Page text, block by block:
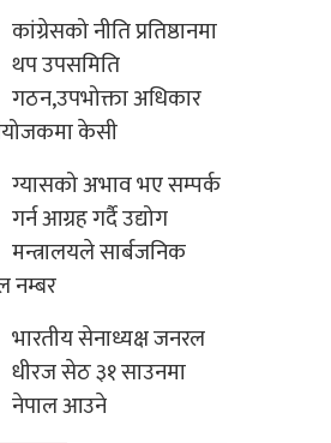
कांग्रेसको नीति प्रतिष्ठानमा
थप उपसमिति
गठन,उपभोक्ता अधिकार
केसी
ग्यासको अभाव भए सम्पर्क
गर्न आग्रह गर्दै उद्योग
मन्त्रालयले सार्बजनिक
नम्बर
भारतीय सेनाध्यक्ष जनरल
धीरज सेठ ३१ साउनमा
नेपाल आउने